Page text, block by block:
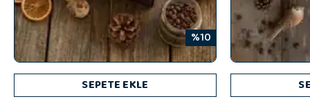
%10
SEPETE EKLE